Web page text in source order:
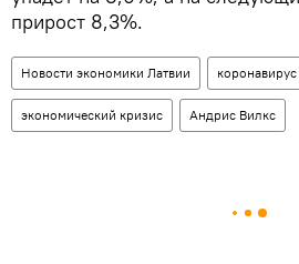
прирост 8,3%.
Новости экономики Латвии коронавирус
экономический кризис Андрис Вилкс